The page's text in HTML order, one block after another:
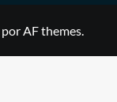
por AF themes.